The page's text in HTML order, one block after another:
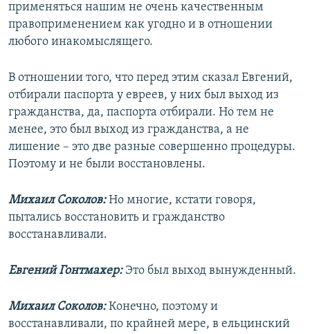
применяться нашим не очень качественным
правоприменением как угодно и в отношении
любого инакомыслящего.
В отношении того, что перед этим сказал Евгений,
отбирали паспорта у евреев, у них был выход из
гражданства, да, паспорта отбирали. Но тем не
менее, это был выход из гражданства, а не
лишение – это две разные совершенно процедуры.
Поэтому и не были восстановлены.
Михаил Соколов:Но многие, кстати говоря,
пытались восстановить и гражданство
восстанавливали.
Евгений Гонтмахер: Это был выход вынужденный.
Михаил Соколов:Конечно, поэтому и
восстанавливали, по крайней мере, в ельцинский